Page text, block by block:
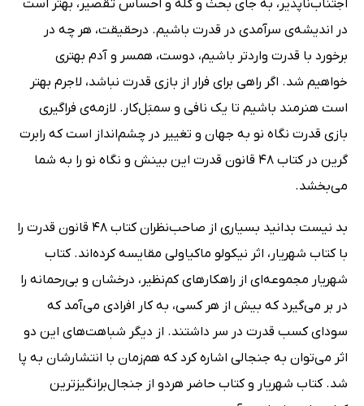
اجتناب‌ناپذیر، به جای بحث و گله و احساس تقصیر، بهتر است
در اندیشه‌ی سرآمدی در قدرت باشیم. درحقیقت، هر چه در
برخورد با قدرت واردتر باشیم، دوست، همسر و آدم بهتری
خواهیم شد. اگر راهی برای فرار از بازی قدرت نباشد، لاجرم بهتر
است هنرمند باشیم تا یک نافی و سمبَل‌کار. لازمه‌ی فراگیری
بازی قدرت نگاه نو به جهان و تغییر در چشم‌انداز است که رابرت
گرین در کتاب 48 قانون قدرت این بینش و نگاه نو را به شما
می‌بخشد.
بد نیست بدانید بسیاری از صاحب‌نظران کتاب 48 قانون قدرت را
با کتاب شهریار، اثر نیکولو ماکیاولی مقایسه کرده‌اند. کتاب
شهریار مجموعه‌ای از راهکارهای کم‌نظیر، درخشان و بی‌رحمانه را
در بر می‌گیرد که بیش از هر کسی، به کار افرادی می‌آمد که
سودای کسب قدرت در سر داشتند. از دیگر شباهت‌های این دو
اثر می‌توان به جنجالی اشاره کرد که هم‌زمان با انتشارشان به پا
شد. کتاب شهریار و کتاب حاضر هردو از جنجال‌برانگیزترین